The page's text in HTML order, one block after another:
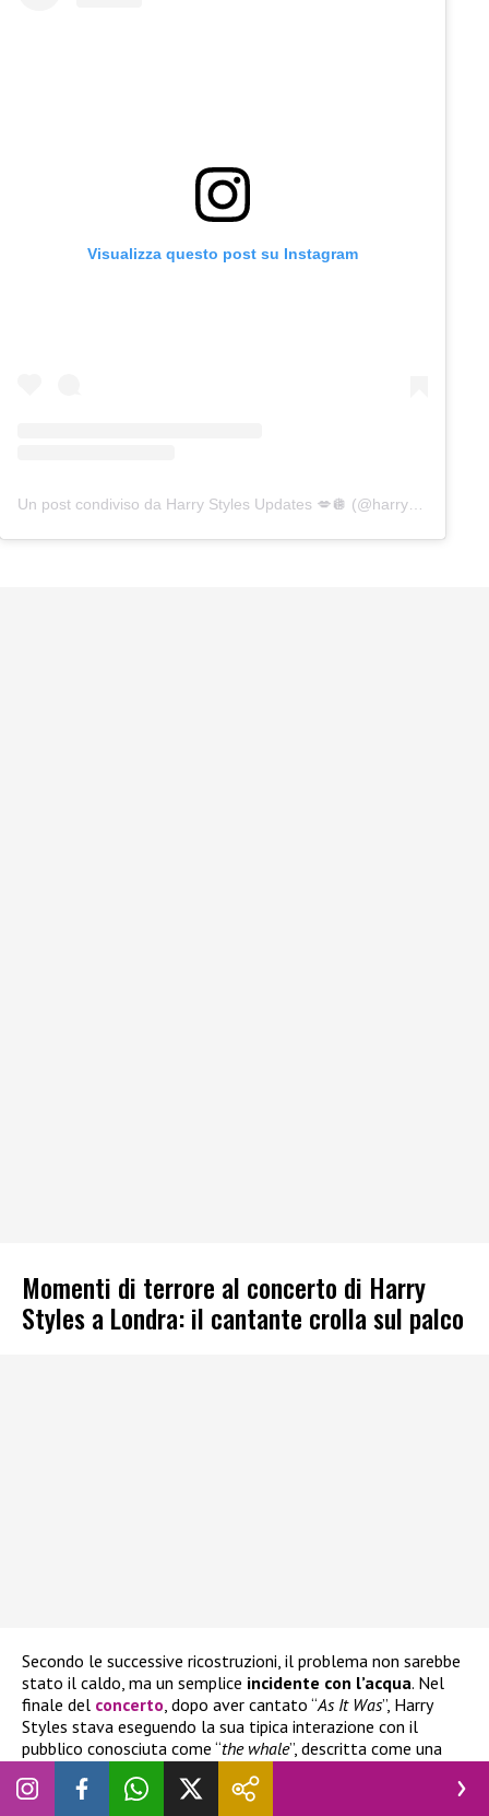
Visualizza questo post su Instagram
Momenti di terrore al concerto di Harry
Styles a Londra: il cantante crolla sul palco
Secondo le successive ricostruzioni, il problema non sarebbe
stato il caldo, ma un semplice incidente con l’acqua. Nel
finale del concerto, dopo aver cantato “As It Was”, Harry
Styles stava eseguendo la sua tipica interazione con il
pubblico conosciuta come “the whale”, descritta come una
sorta di gesto scenico in cui beve e poi spruzza acqua verso
l’alto. In quell’occasione qualcosa è andato storto e il liquido